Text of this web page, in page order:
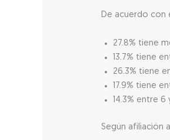
De acuerdo con
27.8% tiene
13.7% tiene
26.3% tiene
17.9% tiene
14.3% entre
Según afiliación